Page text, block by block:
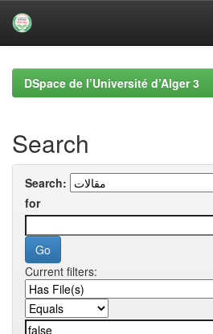
navigationDSpace de l’Université d’Alger 3
Search
Search:
for
Current filters: